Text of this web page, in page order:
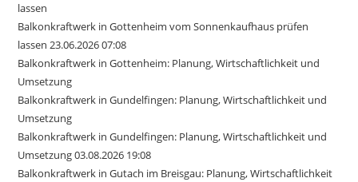
lassen
Balkonkraftwerk in Gottenheim vom Sonnenkaufhaus prüfen
lassen 23.06.2026 07:08
Balkonkraftwerk in Gottenheim: Planung, Wirtschaftlichkeit und
Umsetzung
Balkonkraftwerk in Gundelfingen: Planung, Wirtschaftlichkeit und
Umsetzung
Balkonkraftwerk in Gundelfingen: Planung, Wirtschaftlichkeit und
Umsetzung 03.08.2026 19:08
Balkonkraftwerk in Gutach im Breisgau: Planung, Wirtschaftlichkeit